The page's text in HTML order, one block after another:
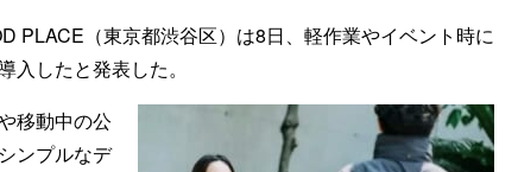
PLACE（東京都渋谷区）は8日、軽作業やイベント時に
入したと発表した。
移動中の公
ンプルなデ